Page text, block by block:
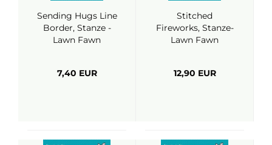
Sending Hugs Line
Border, Stanze -
Lawn Fawn
7,40 EUR
Stitched
Fireworks, Stanze-
Lawn Fawn
12,90 EUR